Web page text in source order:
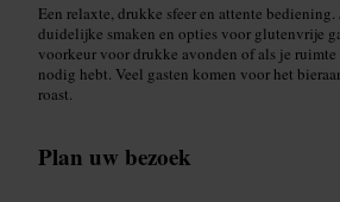
Een relaxte, drukke sfeer en attente
duidelijke smaken en opties voor glutenvrije
voorkeur voor drukke avonden of als je
nodig hebt. Veel gasten komen voor het
roast.
Plan uw bezoek